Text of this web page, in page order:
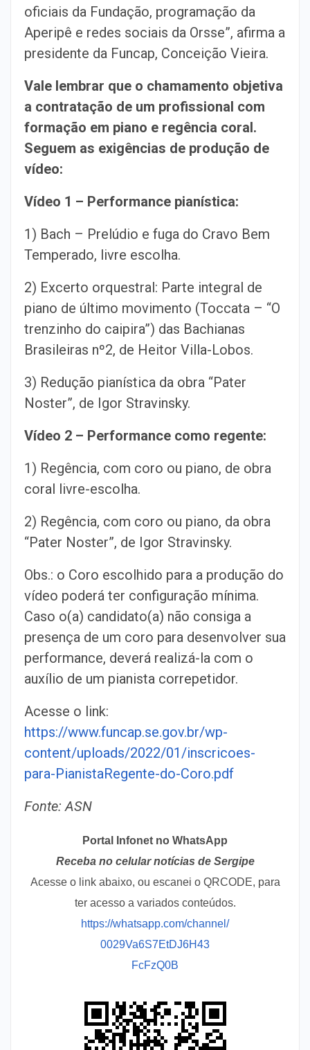
oficiais da Fundação, programação da
Aperipê e redes sociais da Orsse”, afirma a
presidente da Funcap, Conceição Vieira.
Vale lembrar que o chamamento objetiva
a contratação de um profissional com
formação em piano e regência coral.
Seguem as exigências de produção de
vídeo:
Vídeo 1 – Performance pianística:
1) Bach – Prelúdio e fuga do Cravo Bem
Temperado, livre escolha.
2) Excerto orquestral: Parte integral de
piano de último movimento (Toccata – “O
trenzinho do caipira”) das Bachianas
Brasileiras nº2, de Heitor Villa-Lobos.
3) Redução pianística da obra “Pater
Noster”, de Igor Stravinsky.
Vídeo 2 – Performance como regente:
1) Regência, com coro ou piano, de obra
coral livre-escolha.
2) Regência, com coro ou piano, da obra
“Pater Noster”, de Igor Stravinsky.
Obs.: o Coro escolhido para a produção do
vídeo poderá ter configuração mínima.
Caso o(a) candidato(a) não consiga a
presença de um coro para desenvolver sua
performance, deverá realizá-la com o
auxílio de um pianista correpetidor.
Acesse o link:
https://www.funcap.se.gov.br/wp-
content/uploads/2022/01/inscricoes-
para-PianistaRegente-do-Coro.pdf
Fonte: ASN
Portal Infonet no WhatsApp
Receba no celular notícias de Sergipe
Acesse o link abaixo, ou escanei o QRCODE, para
ter acesso a variados conteúdos.
https://whatsapp.com/channel/
0029Va6S7EtDJ6H43
FcFzQ0B